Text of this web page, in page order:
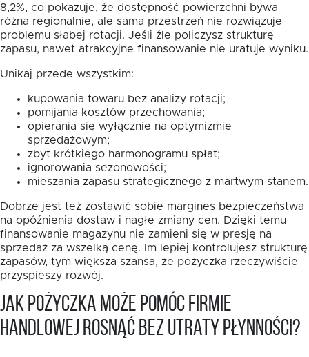
8,2%, co pokazuje, że dostępność powierzchni bywa
różna regionalnie, ale sama przestrzeń nie rozwiązuje
problemu słabej rotacji. Jeśli źle policzysz strukturę
zapasu, nawet atrakcyjne finansowanie nie uratuje wyniku.
Unikaj przede wszystkim:
kupowania towaru bez analizy rotacji;
pomijania kosztów przechowania;
opierania się wyłącznie na optymizmie
sprzedażowym;
zbyt krótkiego harmonogramu spłat;
ignorowania sezonowości;
mieszania zapasu strategicznego z martwym stanem.
Dobrze jest też zostawić sobie margines bezpieczeństwa
na opóźnienia dostaw i nagłe zmiany cen. Dzięki temu
finansowanie magazynu nie zamieni się w presję na
sprzedaż za wszelką cenę. Im lepiej kontrolujesz strukturę
zapasów, tym większa szansa, że pożyczka rzeczywiście
przyspieszy rozwój.
Jak pożyczka może pomóc firmie
handlowej rosnąć bez utraty płynności?